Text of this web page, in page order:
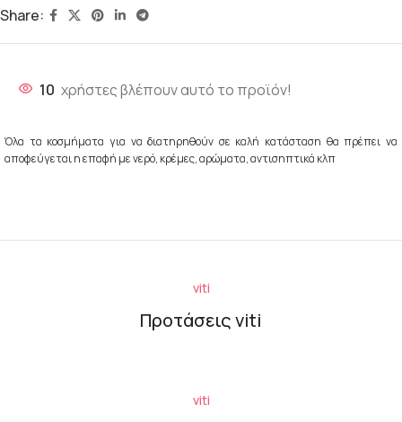
Share:
10 χρήστες βλέπουν αυτό το προϊόν!
Όλα τα κοσμήματα για να διατηρηθούν σε καλή κατάσταση θα πρέπει να
αποφεύγεται η επαφή με νερό, κρέμες, αρώματα, αντισηπτικά κλπ
viti
Προτάσεις viti
viti